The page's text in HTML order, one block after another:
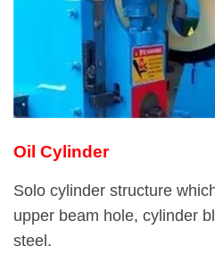
Oil Cylinder
Solo cylinder structure
upper beam hole, cylinder
steel.